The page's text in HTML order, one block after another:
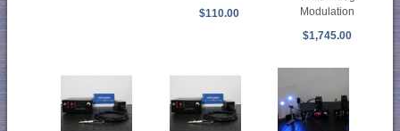
$110.00
Modulation
$1,745.00